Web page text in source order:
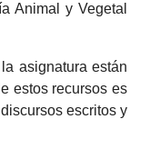
Animal y Vegetal
asignatura están
estos recursos es
escritos y